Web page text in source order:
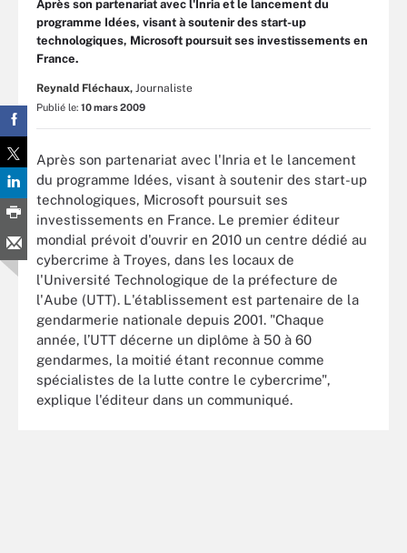
Après son partenariat avec l'Inria et le lancement du
programme Idées, visant à soutenir des start-up
technologiques, Microsoft poursuit ses investissements en
France.
Reynald Fléchaux, Journaliste
Publié le: 10 mars 2009
Après son partenariat avec l'Inria et le lancement
du programme Idées, visant à soutenir des start-up
technologiques, Microsoft poursuit ses
investissements en France. Le premier éditeur
mondial prévoit d'ouvrir en 2010 un centre dédié au
cybercrime à Troyes, dans les locaux de
l'Université Technologique de la préfecture de
l'Aube (UTT). L'établissement est partenaire de la
gendarmerie nationale depuis 2001. "Chaque
année, l’UTT décerne un diplôme à 50 à 60
gendarmes, la moitié étant reconnue comme
spécialistes de la lutte contre le cybercrime",
explique l'éditeur dans un communiqué.